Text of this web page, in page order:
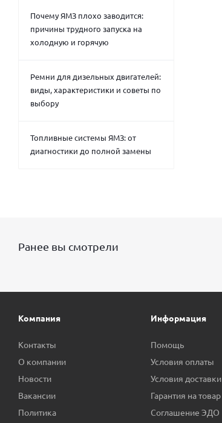
Почему ЯМЗ плохо заводится:
причины трудного запуска на
холодную и горячую
Ремни для дизельных двигателей:
виды, характеристики и советы по
выбору
Топливные системы ЯМЗ: от
диагностики до полной замены
Ранее вы смотрели
Компания
Контакты
О компании
Новости
Вакансии
Политика
Информация
Помощь
Условия оплаты
Условия доставки
Гарантия на товар
Соглашение ЭДО